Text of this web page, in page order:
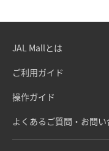
JAL Mallとは
ご利用ガイド
操作ガイド
よくあるご質問・お問い